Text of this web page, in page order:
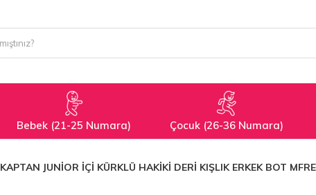
Bebek (21-25 Numara) Çocuk (26-36 Numara)
KAPTAN JUNİOR İÇİ KÜRKLÜ HAKİKİ DERİ KIŞLIK ERKEK BOT